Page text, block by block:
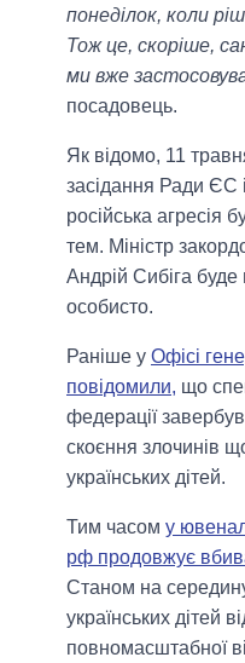
понеділок, коли
Тож це, скоріше,
ми вже
посадовець.
Як відомо, 11
засідання Ради ЄС
російська агресія
тем. Міністр
Андрій Сибіга буде
особисто.
Раніше у Офісі
повідомили, що
федерації
скоєння злочинів
українських дітей.
Тим часом у
рф продовжує
Станом на
українських дітей
повномасштабної